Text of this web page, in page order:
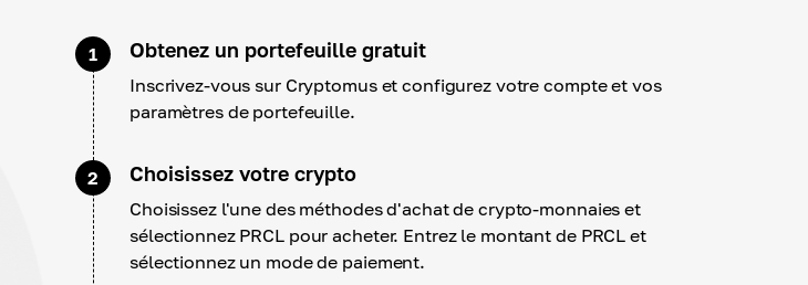
1 Obtenez un portefeuille gratuit
Inscrivez-vous sur Cryptomus et configurez votre compte et vos
paramètres de portefeuille.
2 Choisissez votre crypto
Choisissez l'une des méthodes d'achat de crypto-monnaies et
sélectionnez PRCL pour acheter. Entrez le montant de PRCL et
sélectionnez un mode de paiement.